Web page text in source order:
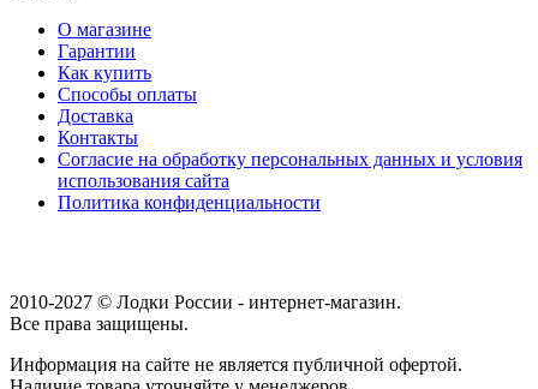
О магазине
Гарантии
Как купить
Способы оплаты
Доставка
Контакты
Согласие на обработку персональных данных и условия
использования сайта
Политика конфиденциальности
2010-2027 © Лодки России - интернет-магазин.
Все права защищены.
Информация на сайте не является публичной офертой.